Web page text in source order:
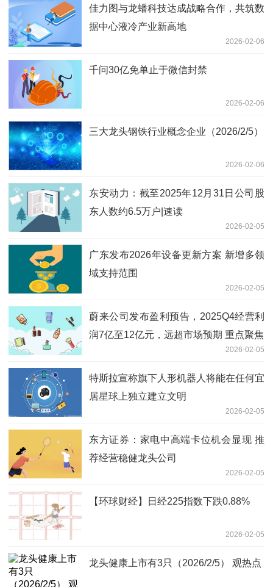
佳力图与龙蟠科技达成战略合作，共筑数
据中心液冷产业新高地
2026-02-06
千问30亿免单止于微信封禁
2026-02-06
三大龙头钢铁行业概念企业（2026/2/5）
2026-02-06
东安动力：截至2025年12月31日公司股
东人数约6.5万户|速读
2026-02-05
广东发布2026年设备更新方案 新增多领
域支持范围
2026-02-05
蔚来公司发布盈利预告，2025Q4经营利
润7亿至12亿元，远超市场预期 重点聚焦
2026-02-05
特斯拉宣称旗下人形机器人将能在任何宜
居星球上独立建立文明
2026-02-05
东方证券：家电中高端卡位机会显现 推
荐经营稳健龙头公司
2026-02-05
【环球财经】日经225指数下跌0.88%
2026-02-05
龙头健康上市有3只（2026/2/5） 观热点